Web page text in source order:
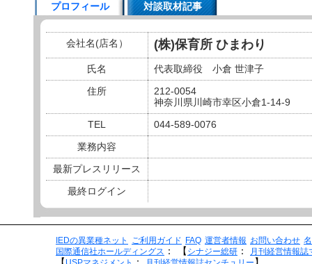
プロフィール 対談取材記事
会社名(店名） (株)保育所 ひまわり
氏名
代表取締役 小倉 世津子
住所
212-0054
神奈川県川崎市幸区小倉1-14-9
TEL
044-589-0076
業務内容
最新プレスリリース
最終ログイン
IEDの異業種ネット ご利用ガイド FAQ 運営者情報 お問い合わせ
国際通信社ホールディングス ： 【 シナジー総研 ： 月刊経営情報誌